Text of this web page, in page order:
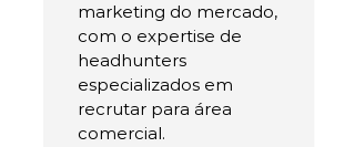
marketing do mercado,
com o expertise de
headhunters
especializados em
recrutar para área
comercial.